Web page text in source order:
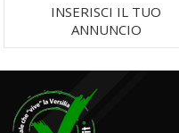
INSERISCI IL TUO
ANNUNCIO